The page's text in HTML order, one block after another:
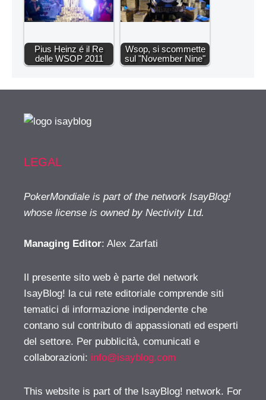
Pius Heinz é il Re
delle WSOP 2011
Wsop, si scommette
sul "November Nine"
LEGAL
PokerMondiale is part of the network IsayBlog!
whose license is owned by Nectivity Ltd.
Managing Editor: Alex Zarfati
Il presente sito web è parte del network
IsayBlog! la cui rete editoriale comprende siti
tematici di informazione indipendente che
contano sul contributo di appassionati ed esperti
del settore. Per pubblicità, comunicati e
collaborazioni: info@isayblog.com
This website is part of the IsayBlog! network. For